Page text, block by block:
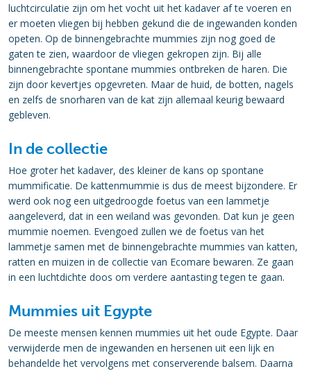
luchtcirculatie zijn om het vocht uit het kadaver af te voeren en
er moeten vliegen bij hebben gekund die de ingewanden konden
opeten. Op de binnengebrachte mummies zijn nog goed de
gaten te zien, waardoor de vliegen gekropen zijn. Bij alle
binnengebrachte spontane mummies ontbreken de haren. Die
zijn door kevertjes opgevreten. Maar de huid, de botten, nagels
en zelfs de snorharen van de kat zijn allemaal keurig bewaard
gebleven.
In de collectie
Hoe groter het kadaver, des kleiner de kans op spontane
mummificatie. De kattenmummie is dus de meest bijzondere. Er
werd ook nog een uitgedroogde foetus van een lammetje
aangeleverd, dat in een weiland was gevonden. Dat kun je geen
mummie noemen. Evengoed zullen we de foetus van het
lammetje samen met de binnengebrachte mummies van katten,
ratten en muizen in de collectie van Ecomare bewaren. Ze gaan
in een luchtdichte doos om verdere aantasting tegen te gaan.
Mummies uit Egypte
De meeste mensen kennen mummies uit het oude Egypte. Daar
verwijderde men de ingewanden en hersenen uit een lijk en
behandelde het vervolgens met conserverende balsem. Daarna